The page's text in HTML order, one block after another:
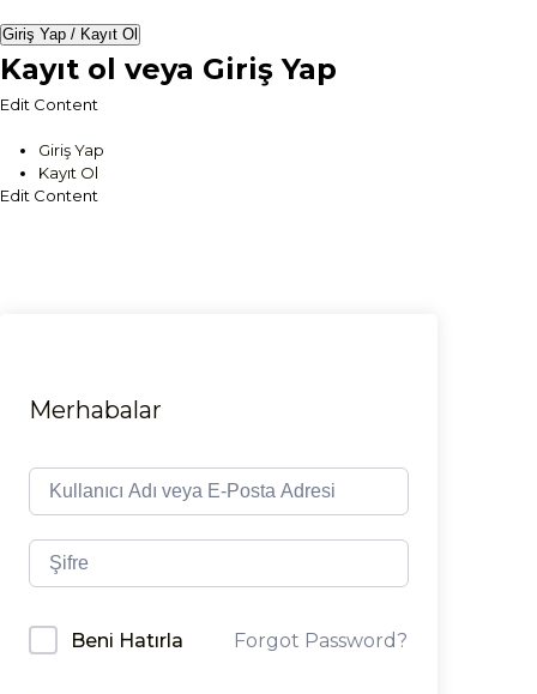
Giriş Yap / Kayıt Ol
Kayıt ol veya Giriş Yap
Edit Content
Giriş Yap
Kayıt Ol
Edit Content
Merhabalar
Beni Hatırla Forgot Password?